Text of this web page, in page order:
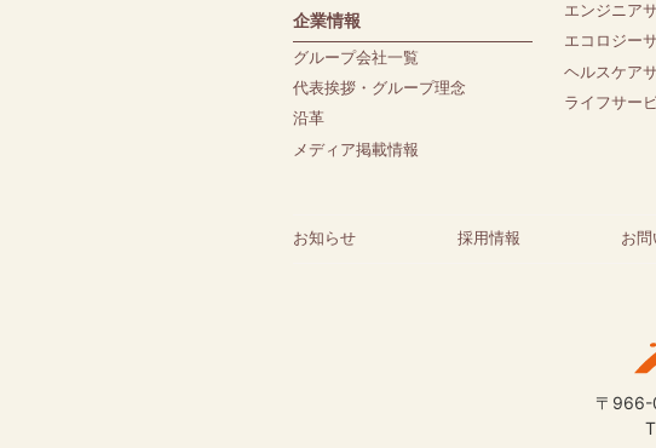
企業情報
グループ会社一覧
代表挨拶・グループ理念
沿革
メディア掲載情報
エンジニア
エコロジー
ヘルスケア
ライフサー
お知らせ 採用情報 お
〒966-